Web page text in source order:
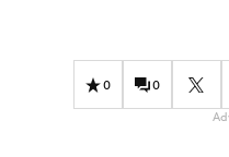
Effectiviteit
Gedragsverandering
0 0